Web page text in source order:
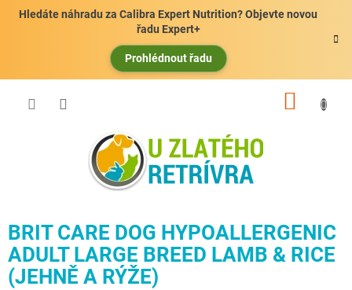
Hledáte náhradu za Calibra Expert Nutrition? Objevte novou
řadu Expert+
Prohlédnout řadu
BRIT CARE DOG HYPOALLERGENIC
ADULT LARGE BREED LAMB & RICE
(JEHNĚ A RÝŽE)